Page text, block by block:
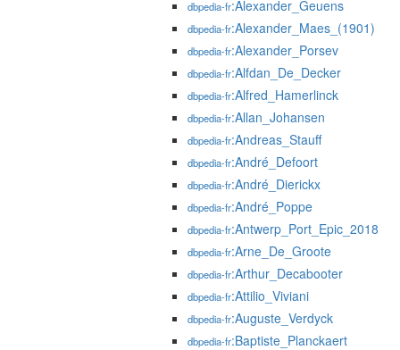
dbpedia-fr:Alexander_Geuens
dbpedia-fr:Alexander_Maes_(1901)
dbpedia-fr:Alexander_Porsev
dbpedia-fr:Alfdan_De_Decker
dbpedia-fr:Alfred_Hamerlinck
dbpedia-fr:Allan_Johansen
dbpedia-fr:Andreas_Stauff
dbpedia-fr:André_Defoort
dbpedia-fr:André_Dierickx
dbpedia-fr:André_Poppe
dbpedia-fr:Antwerp_Port_Epic_2018
dbpedia-fr:Arne_De_Groote
dbpedia-fr:Arthur_Decabooter
dbpedia-fr:Attilio_Viviani
dbpedia-fr:Auguste_Verdyck
dbpedia-fr:Baptiste_Planckaert